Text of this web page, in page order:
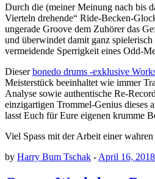
Durch die (meiner Meinung nach bis
Vierteln drehende“ Ride-Becken-
ungerade Groove dem Zuhörer das
und überwindet damit ganz
vermeidende Sperrigkeit eines Odd-
Dieserbonedo drums -exklusive
Meisterstück beeinhaltet wie immer
Analyse sowie authentische Re-
einzigartigen Trommel-Genius dieses
lasst Euch für Eure eigenen krumme
Viel Spass mit der Arbeit einer
by Harry Bum Tschak - April 16, 2018